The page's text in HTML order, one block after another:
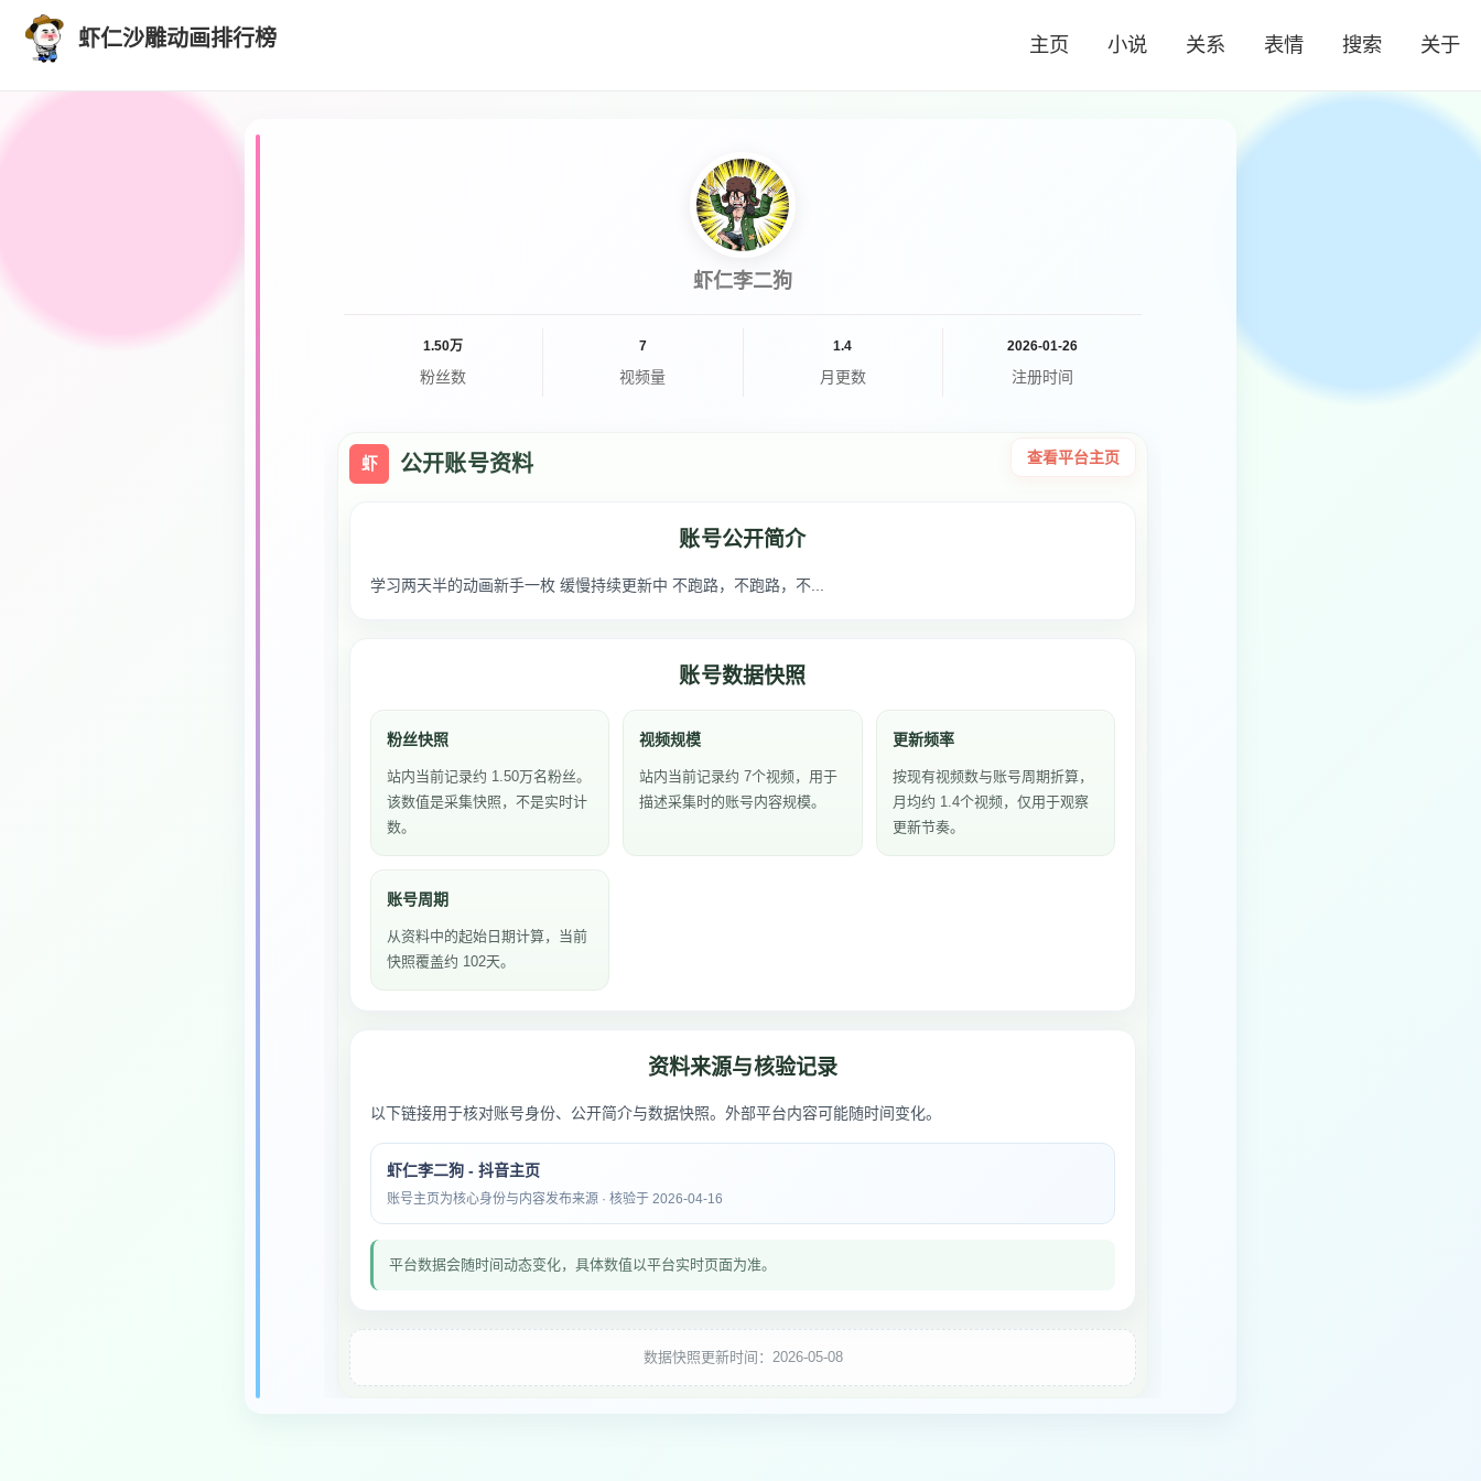
虾仁沙雕动画排行榜 主页 小说 关系 表情 搜索 关于
虾仁李二狗
1.50万
粉丝数
7
视频量
1.4
月更数
2026-01-26
注册时间
虾 公开账号资料 查看平台主页
账号公开简介
学习两天半的动画新手一枚 缓慢持续更新中 不跑路，不跑路，不...
账号数据快照
粉丝快照
站内当前记录约 1.50万名粉丝。
该数值是采集快照，不是实时计
数。
视频规模
站内当前记录约 7个视频，用于
描述采集时的账号内容规模。
更新频率
按现有视频数与账号周期折算，
月均约 1.4个视频，仅用于观察
更新节奏。
账号周期
从资料中的起始日期计算，当前
快照覆盖约 102天。
资料来源与核验记录
以下链接用于核对账号身份、公开简介与数据快照。外部平台内容可能随时间变化。
虾仁李二狗 - 抖音主页
账号主页为核心身份与内容发布来源 · 核验于 2026-04-16
平台数据会随时间动态变化，具体数值以平台实时页面为准。
数据快照更新时间：2026-05-08